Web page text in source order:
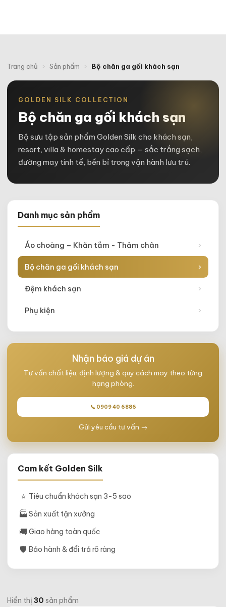
Trang chủ › Sản phẩm › Bộ chăn ga gối khách sạn
GOLDEN SILK COLLECTION
Bộ chăn ga gối khách sạn
Bộ sưu tập sản phẩm Golden Silk cho khách sạn,
resort, villa & homestay cao cấp — sắc trắng sạch,
đường may tinh tế, bền bỉ trong vận hành lưu trú.
Danh mục sản phẩm
Áo choàng – Khăn tắm - Thảm chân ›
Bộ chăn ga gối khách sạn ›
Đệm khách sạn ›
Phụ kiện ›
Nhận báo giá dự án
Tư vấn chất liệu, định lượng & quy cách may theo từng
hạng phòng.
📞 0909 40 6886
Gửi yêu cầu tư vấn →
Cam kết Golden Silk
⭐ Tiêu chuẩn khách sạn 3-5 sao
🏭Sản xuất tận xưởng
🚚 Giao hàng toàn quốc
🛡 Bảo hành & đổi trả rõ ràng
Hiển thị 30 sản phẩm